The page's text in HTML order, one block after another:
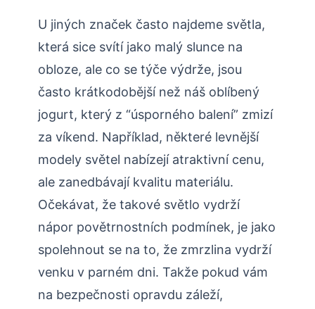
U jiných značek často najdeme světla,
která sice svítí jako malý slunce na
obloze, ale co se týče výdrže, jsou
často krátkodobější než náš oblíbený
jogurt, který z “úsporného balení” zmizí
za víkend. Například, některé levnější
modely světel nabízejí atraktivní cenu,
ale zanedbávají kvalitu materiálu.
Očekávat, že takové světlo vydrží
nápor povětrnostních podmínek, je jako
spolehnout se na to, že zmrzlina vydrží
venku v parném dni. Takže pokud vám
na bezpečnosti opravdu záleží,